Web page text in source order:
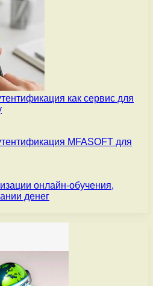
как сервис для
MFASOFT для
онлайн-обучения,
денег